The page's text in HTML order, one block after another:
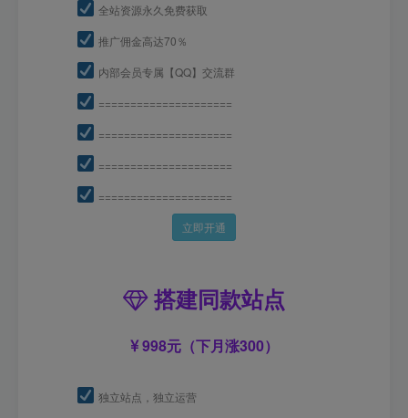
全站资源永久免费获取
推广佣金高达70％
内部会员专属【QQ】交流群
=====================
=====================
=====================
=====================
立即开通
搭建同款站点
998元（下月涨300）
独立站点，独立运营